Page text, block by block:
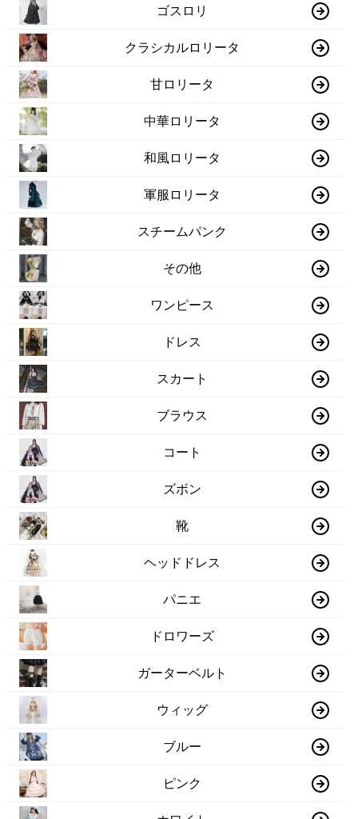
ゴスロリ
クラシカルロリータ
甘ロリータ
中華ロリータ
和風ロリータ
軍服ロリータ
スチームパンク
その他
ワンピース
ドレス
スカート
ブラウス
コート
ズボン
靴
ヘッドドレス
パニエ
ドロワーズ
ガーターベルト
ウィッグ
ブルー
ピンク